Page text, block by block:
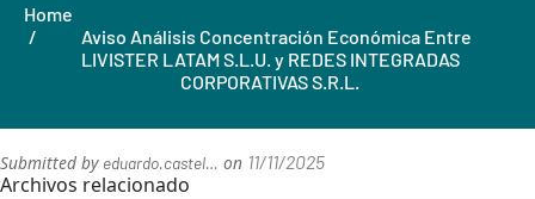
Home
Aviso Análisis Concentración Económica Entre
LIVISTER LATAM S.L.U. y REDES INTEGRADAS
CORPORATIVAS S.R.L.
Submitted by eduardo.castel… on 11/11/2025
Archivos relacionado